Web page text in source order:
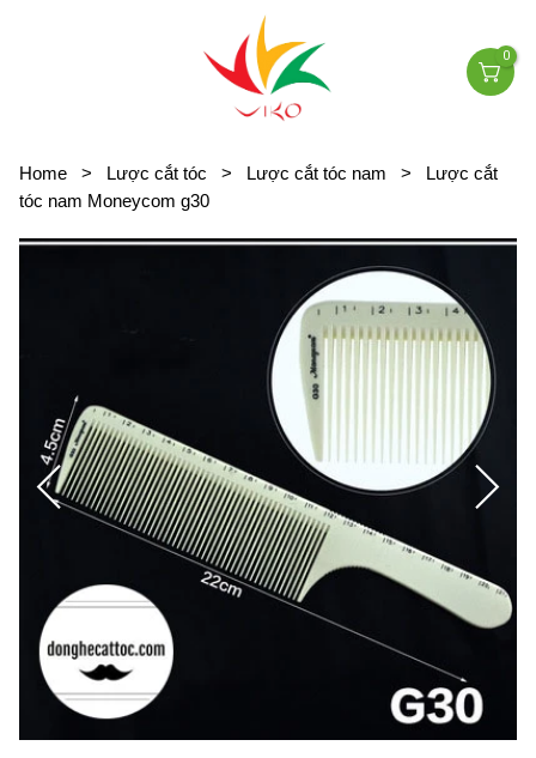
0
Home > Lược cắt tóc > Lược cắt tóc nam >
Lược cắt
tóc nam Moneycom g30